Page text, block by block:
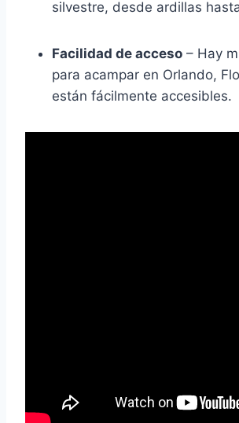
silvestre, desde ardillas
Facilidad de acceso – Hay
para acampar en Orlando,
están fácilmente accesibles.